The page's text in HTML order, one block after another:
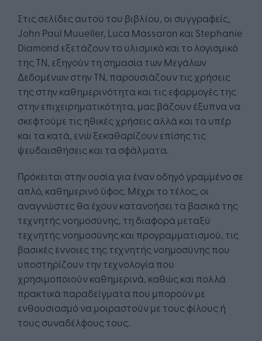
Στις σελίδες αυτού του βιβλίου, οι συγγραφείς,
John Paul Muueller, Luca Massaron και Stephanie
Diamond εξετάζουν το υλισμικό και το λογισμικό
της ΤΝ, εξηγούν τη σημασία των Μεγάλων
Δεδομένων στην ΤΝ, παρουσιάζουν τις χρήσεις
της στην καθημερινότητα και τις εφαρμογές της
στην επιχειρηματικότητα, μας βάζουν έξυπνα να
σκεφτούμε τις ηθικές χρήσεις αλλά και τα υπέρ
και τα κατά, ενώ ξεκαθαρίζουν επίσης τις
ψευδαισθήσεις και τα σφάλματα.
Πρόκειται στην ουσία για έναν οδηγό γραμμένο σε
απλό, καθημερινό ύφος. Μέχρι το τέλος, οι
αναγνώστες θα έχουν κατανοήσει τα βασικά της
τεχνητής νοημοσύνης, τη διαφορά μεταξύ
τεχνητής νοημοσύνης και προγραμματισμού, τις
βασικές έννοιες της τεχνητής νοημοσύνης που
υποστηρίζουν την τεχνολογία που
χρησιμοποιούν καθημερινά, καθώς και πολλά
πρακτικά παραδείγματα που μπορούν με
ενθουσιασμό να μοιραστούν με τους φίλους ή
τους συναδέλφους τους.